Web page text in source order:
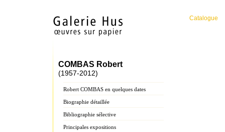
Catalogue
COMBAS Robert
(1957-2012)
Robert COMBAS en quelques dates
Biographie détaillée
Bibliographie sélective
Principales expositions